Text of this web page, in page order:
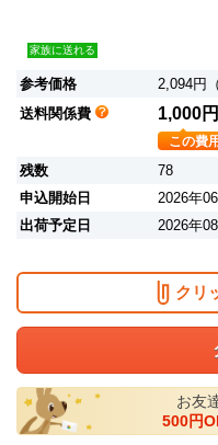
家族に送れる
参考価格
2,094円
送料関係費
1,000円
この費
残数
78
申込開始日
2026年
出荷予定日
2026年
クリ
お友
500円